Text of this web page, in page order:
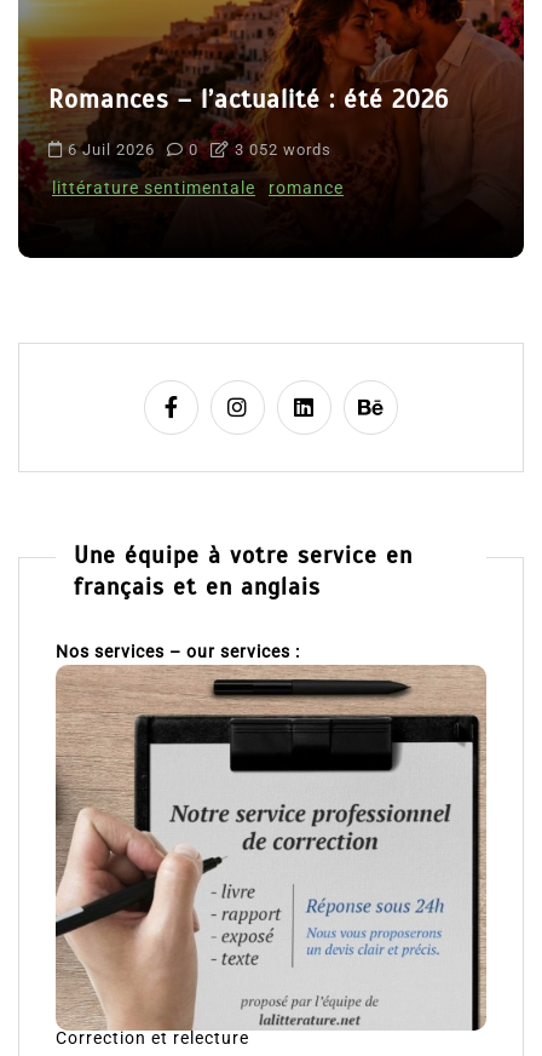
Romances – l’actualité : été 2026
6 Juil 2026 0 3 052 words
littérature sentimentale romance
Une équipe à votre service en
français et en anglais
Nos services – our services :
Correction et relecture